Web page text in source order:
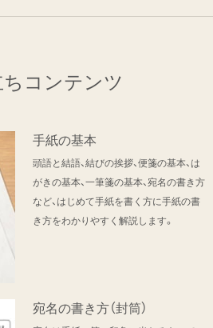
ちコンテンツ
手紙の基本
頭語と結語、結びの挨拶、便箋の基本、は
がきの基本、一筆箋の基本、宛名の書き方
など、はじめて手紙を書く方に手紙の書
き方をわかりやすく解説します。
宛名の書き方（封筒）